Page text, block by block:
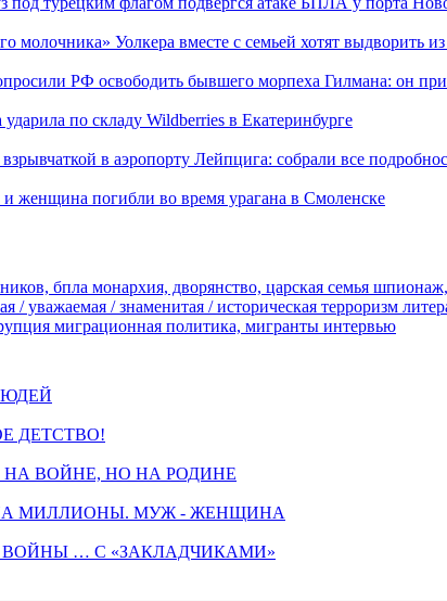
молочника» Уолкера вместе с семьей хотят выдворить
РФ освободить бывшего морпеха Гилмана: он при
по складу Wildberries в Екатеринбурге
в аэропорту Лейпцига: собрали все
и женщина погибли во время урагана в Смоленске
бпла монархия, дворянство, царская семья шпионаж,
/ уважаемая / знаменитая / историческая терроризм
миграционная политика, мигранты интервью
ДЕТСТВО!
НА ВОЙНЕ, НО НА РОДИНЕ
МИЛЛИОНЫ. МУЖ - ЖЕНЩИНА
ВОЙНЫ … С «ЗАКЛАДЧИКАМИ»